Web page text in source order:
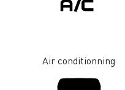
Air conditionning